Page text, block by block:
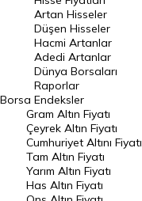
En Çok Düşen Hisseler
Hacmi Artanlar
Geçmiş Kapanışlar
Dünya Borsaları
Raporlar
Endeksler
DÖVİZ
Borsa
Artan Hisseler
Düşen Hisseler
Hacmi Artanlar
Adedi Artanlar
Dünya Borsaları
Raporlar
Endeksler
Gram Altın Fiyatı
Çeyrek Altın Fiyatı
Cumhuriyet Altını Fiyatı
Tam Altın Fiyatı
Yarım Altın Fiyatı
Has Altın Fiyatı